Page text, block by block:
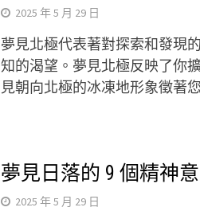
2025 年 5 月 29 日
夢見北極代表著對探索和發現
知的渴望。夢見北極反映了你
見朝向北極的冰凍地形象徵著
夢見日落的 9 個精神
2025 年 5 月 29 日